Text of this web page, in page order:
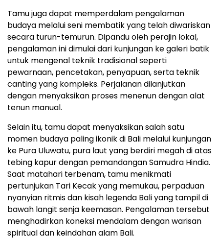
Tamu juga dapat memperdalam pengalaman
budaya melalui seni membatik yang telah diwariskan
secara turun-temurun. Dipandu oleh perajin lokal,
pengalaman ini dimulai dari kunjungan ke galeri batik
untuk mengenal teknik tradisional seperti
pewarnaan, pencetakan, penyapuan, serta teknik
canting yang kompleks. Perjalanan dilanjutkan
dengan menyaksikan proses menenun dengan alat
tenun manual.
Selain itu, tamu dapat menyaksikan salah satu
momen budaya paling ikonik di Bali melalui kunjungan
ke Pura Uluwatu, pura laut yang berdiri megah di atas
tebing kapur dengan pemandangan Samudra Hindia.
Saat matahari terbenam, tamu menikmati
pertunjukan Tari Kecak yang memukau, perpaduan
nyanyian ritmis dan kisah legenda Bali yang tampil di
bawah langit senja keemasan. Pengalaman tersebut
menghadirkan koneksi mendalam dengan warisan
spiritual dan keindahan alam Bali.